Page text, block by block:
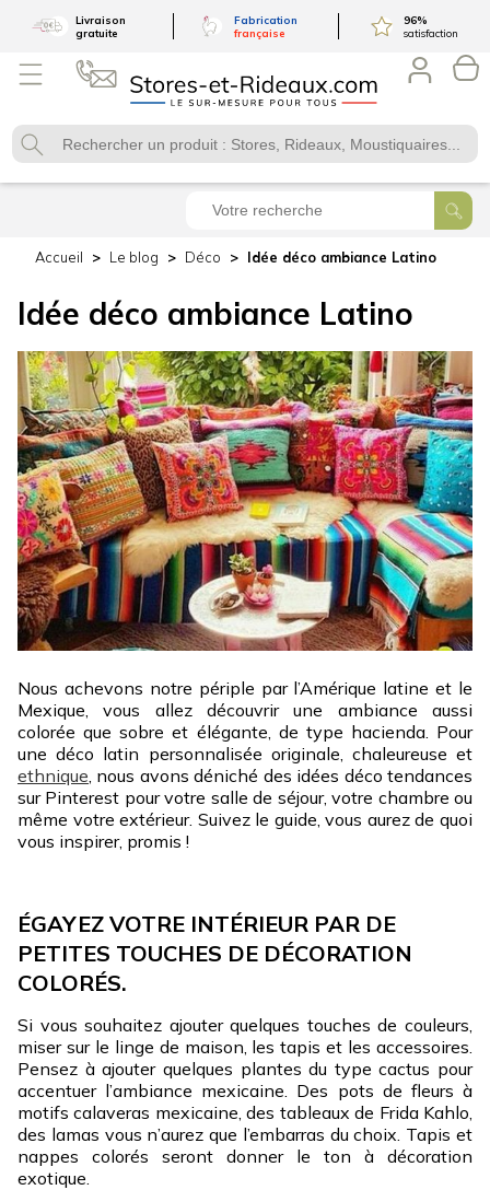
Livraison
gratuite
Fabrication
française
96%
satisfaction
Accueil Le blog Déco Idée déco ambiance Latino
Idée déco ambiance Latino
Nous achevons notre périple par l’Amérique latine et le
Mexique, vous allez découvrir une ambiance aussi
colorée que sobre et élégante, de type hacienda. Pour
une déco latin personnalisée originale, chaleureuse et
ethnique , nous avons déniché des idées déco tendances
sur Pinterest pour votre salle de séjour, votre chambre ou
même votre extérieur. Suivez le guide, vous aurez de quoi
vous inspirer, promis !
ÉGAYEZ VOTRE INTÉRIEUR PAR DE
PETITES TOUCHES DE DÉCORATION
COLORÉS.
Si vous souhaitez ajouter quelques touches de couleurs,
miser sur le linge de maison, les tapis et les accessoires.
Pensez à ajouter quelques plantes du type cactus pour
accentuer l’ambiance mexicaine. Des pots de fleurs à
motifs calaveras mexicaine, des tableaux de Frida Kahlo,
des lamas vous n’aurez que l’embarras du choix. Tapis et
nappes colorés seront donner le ton à décoration
exotique.